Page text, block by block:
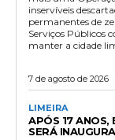
inservíveis
permanentes de
Serviços Públicos
manter a cidade
7 de agosto de 2026
LIMEIRA
APÓS 17 ANOS,
SERÁ